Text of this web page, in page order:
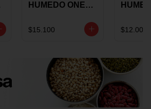
HUMEDO ONE
85 GRS
$15.100 $12.000